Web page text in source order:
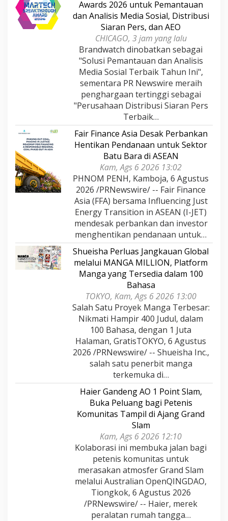
Awards 2026 untuk Pemantauan
dan Analisis Media Sosial, Distribusi
Siaran Pers, dan AEO
CHICAGO, 3 jam yang lalu
Brandwatch dinobatkan sebagai
"Solusi Pemantauan dan Analisis
Media Sosial Terbaik Tahun Ini",
sementara PR Newswire meraih
penghargaan tertinggi sebagai
"Perusahaan Distribusi Siaran Pers
Terbaik…
Fair Finance Asia Desak Perbankan
Hentikan Pendanaan untuk Sektor
Batu Bara di ASEAN
Kam, Ags 6 2026 13:02
PHNOM PENH, Kamboja, 6 Agustus
2026 /PRNewswire/ -- Fair Finance
Asia (FFA) bersama Influencing Just
Energy Transition in ASEAN (I-JET)
mendesak perbankan dan investor
menghentikan pendanaan untuk…
Shueisha Perluas Jangkauan Global
melalui MANGA MILLION, Platform
Manga yang Tersedia dalam 100
Bahasa
TOKYO, Kam, Ags 6 2026 13:00
Salah Satu Proyek Manga Terbesar:
Nikmati Hampir 400 Judul, dalam
100 Bahasa, dengan 1 Juta
Halaman, GratisTOKYO, 6 Agustus
2026 /PRNewswire/ -- Shueisha Inc.,
salah satu penerbit manga
terkemuka di…
Haier Gandeng AO 1 Point Slam,
Buka Peluang bagi Petenis
Komunitas Tampil di Ajang Grand
Slam
Kam, Ags 6 2026 12:10
Kolaborasi ini membuka jalan bagi
petenis komunitas untuk
merasakan atmosfer Grand Slam
melalui Australian OpenQINGDAO,
Tiongkok, 6 Agustus 2026
/PRNewswire/ -- Haier, merek
peralatan rumah tangga…